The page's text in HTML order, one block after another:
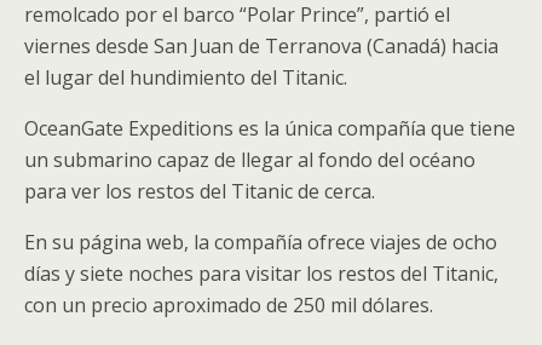
remolcado por el barco “Polar Prince”, partió el
viernes desde San Juan de Terranova (Canadá) hacia
el lugar del hundimiento del Titanic.
OceanGate Expeditions es la única compañía que tiene
un submarino capaz de llegar al fondo del océano
para ver los restos del Titanic de cerca.
En su página web, la compañía ofrece viajes de ocho
días y siete noches para visitar los restos del Titanic,
con un precio aproximado de 250 mil dólares.